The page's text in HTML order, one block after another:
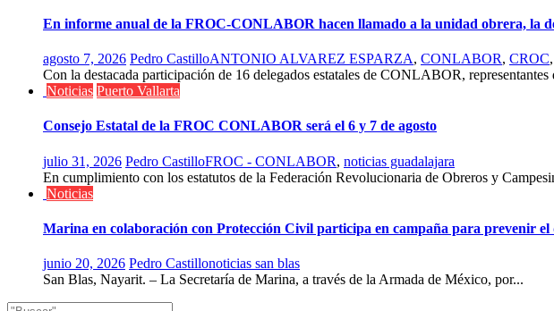
En informe anual de la FROC-CONLABOR hacen llamado a la unidad obrera, la
agosto 7, 2026 Pedro CastilloANTONIO ALVAREZ ESPARZA, CONLABOR, CROC,
Con la destacada participación de 16 delegados estatales de CONLABOR, representantes
Noticias Puerto Vallarta
Consejo Estatal de la FROC CONLABOR será el 6 y 7 de agosto
julio 31, 2026 Pedro CastilloFROC - CONLABOR, noticias guadalajara
En cumplimiento con los estatutos de la Federación Revolucionaria de Obreros y
Noticias
Marina en colaboración con Protección Civil participa en campaña para prevenir el
junio 20, 2026 Pedro Castillonoticias san blas
San Blas, Nayarit. – La Secretaría de Marina, a través de la Armada de México, por...